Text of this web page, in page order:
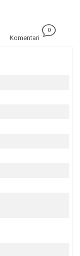
Komentari
0